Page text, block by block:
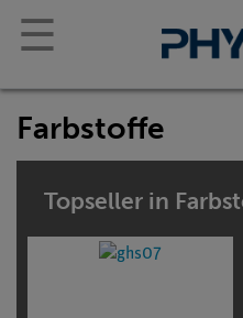
☰
Farbstoffe
Topseller in